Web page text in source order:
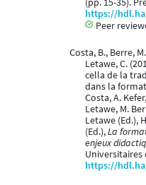
https://
Peer
Costa, B., Berre,
Letawe, C.
cella de la
dans la
Costa, A.
Letawe, M.
Letawe (Ed.),
(Ed.),La
enjeux
https://